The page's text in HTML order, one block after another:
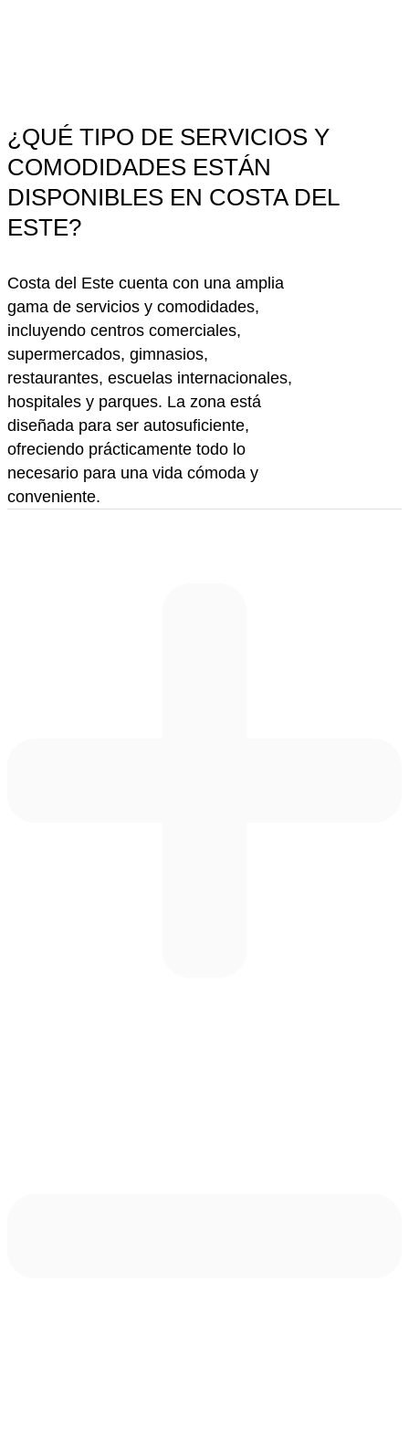
¿QUÉ TIPO DE SERVICIOS Y
COMODIDADES ESTÁN
DISPONIBLES EN COSTA DEL
ESTE?
Costa del Este cuenta con una amplia
gama de servicios y comodidades,
incluyendo centros comerciales,
supermercados, gimnasios,
restaurantes, escuelas internacionales,
hospitales y parques. La zona está
diseñada para ser autosuficiente,
ofreciendo prácticamente todo lo
necesario para una vida cómoda y
conveniente.